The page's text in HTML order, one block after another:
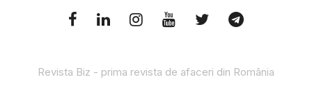
Revista Biz - prima revista de afaceri din România